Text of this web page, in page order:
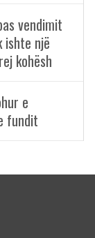
vendimit
ishte një
kohësh
e
fundit